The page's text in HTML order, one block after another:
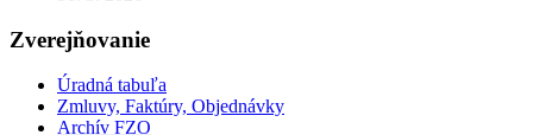
Zverejňovanie
Úradná tabuľa
Zmluvy, Faktúry, Objednávky
Archív FZO